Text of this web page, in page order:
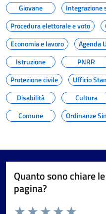
Giovane
Integrazione
Procedura elettorale e voto
Economia e lavoro
Agenda
Istruzione
PNRR
Protezione civile
Ufficio
Disabilità
Cultura
Comune
Ordinanze
Quanto sono chiare
pagina?
Valuta da 1 a 5 stelle la pagina